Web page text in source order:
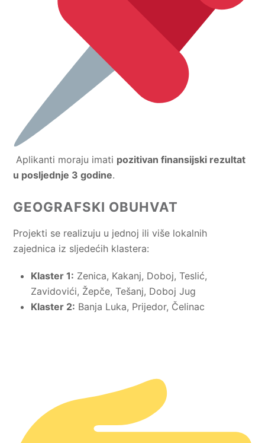
Aplikanti moraju imati pozitivan finansijski rezultat
u posljednje 3 godine.
GEOGRAFSKI OBUHVAT
Projekti se realizuju u jednoj ili više lokalnih
zajednica iz sljedećih klastera:
Klaster 1: Zenica, Kakanj, Doboj, Teslić,
Zavidovići, Žepče, Tešanj, Doboj Jug
Klaster 2: Banja Luka, Prijedor, Čelinac